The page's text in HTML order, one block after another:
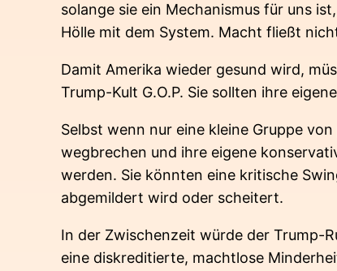
solange sie ein Mechanismus für uns
Hölle mit dem System. Macht fließt
Damit Amerika wieder gesund wird,
Trump-Kult G.O.P. Sie sollten ihre
Selbst wenn nur eine kleine Gruppe
wegbrechen und ihre eigene
werden. Sie könnten eine kritische
abgemildert wird oder scheitert.
In der Zwischenzeit würde der Trump-
eine diskreditierte, machtlose